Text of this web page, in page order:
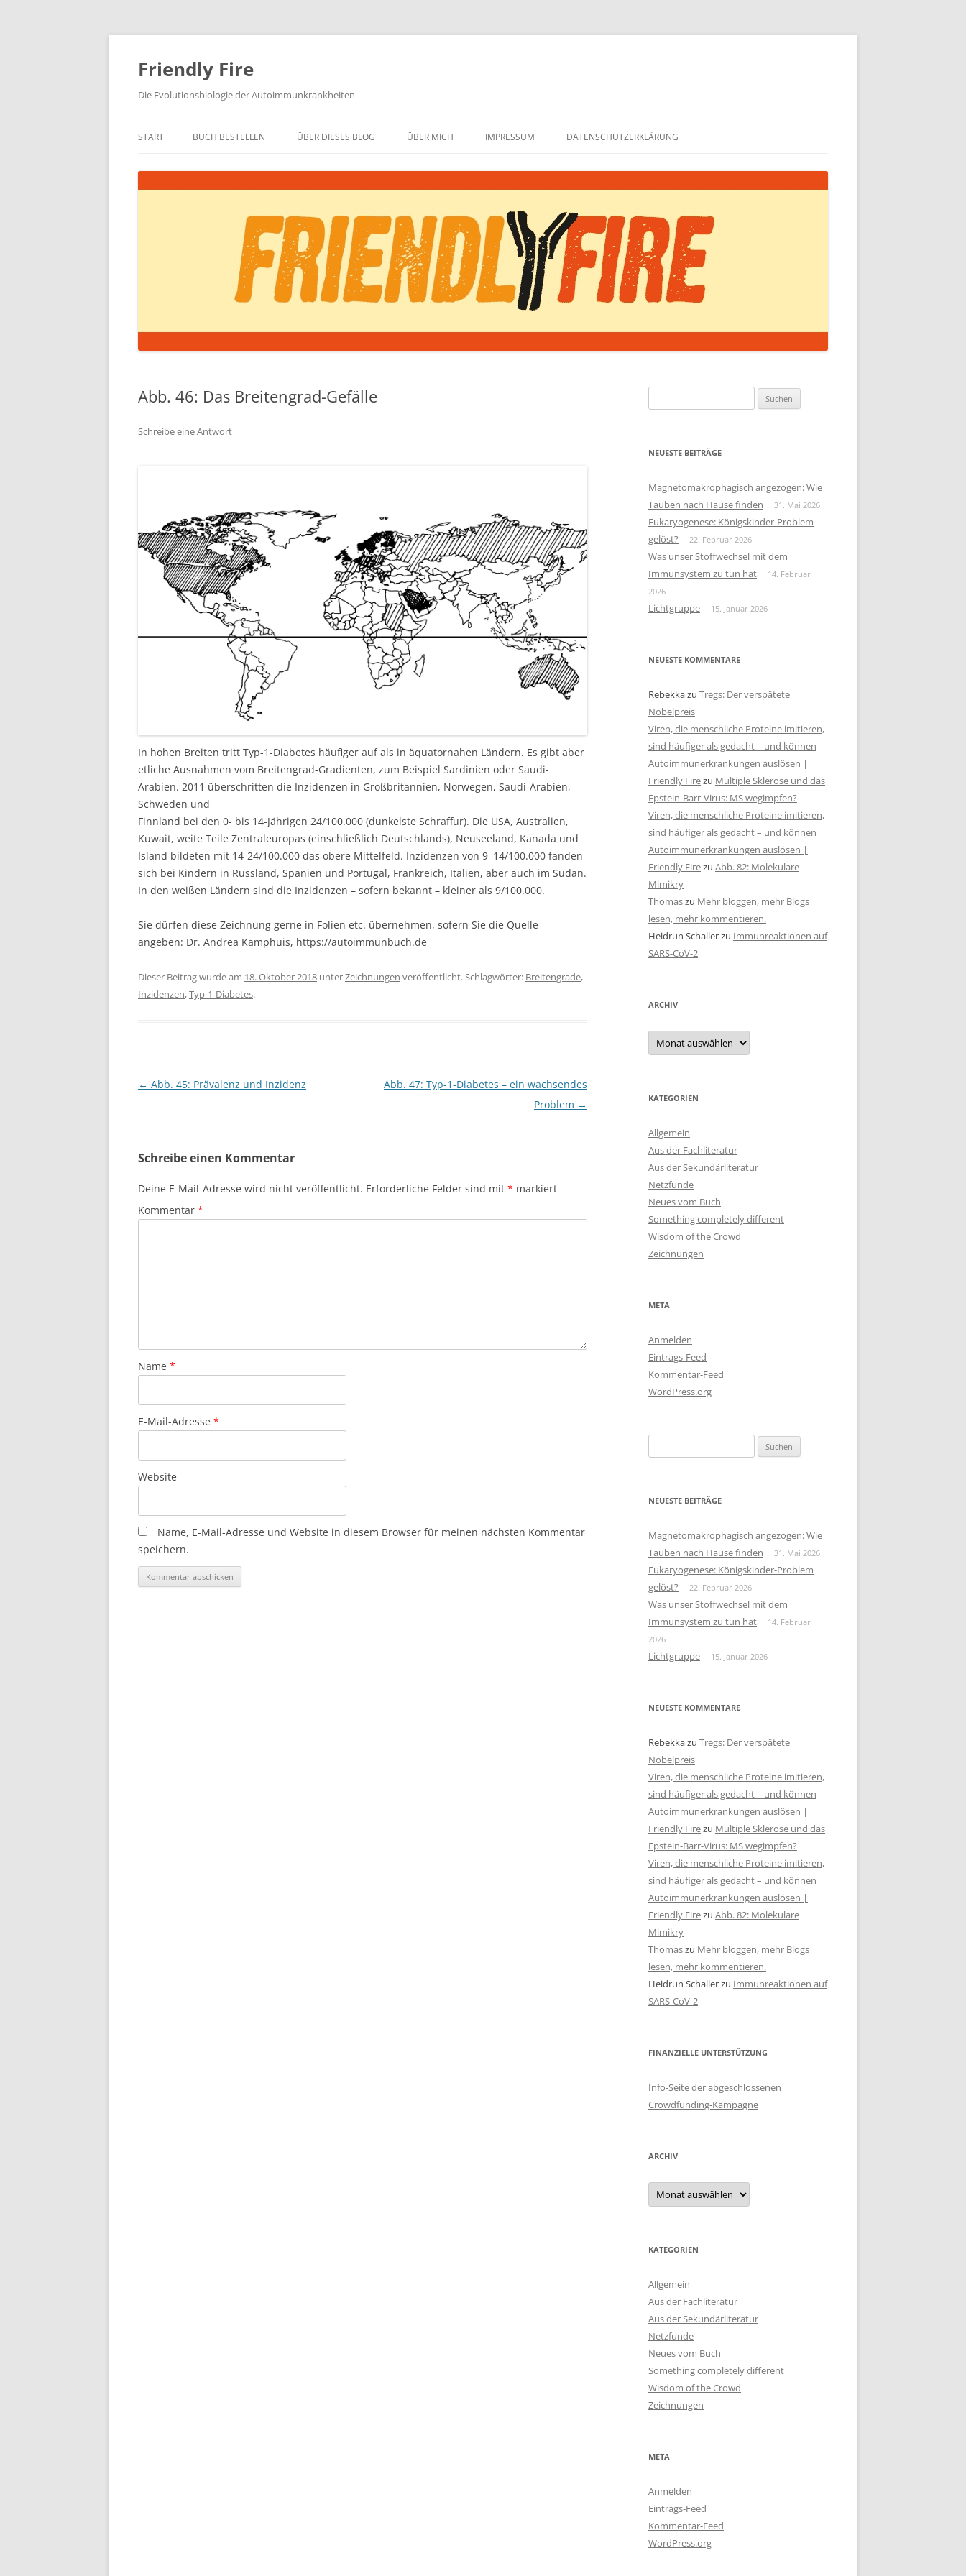
Zum
springen
Friendly Fire
Die Evolutionsbiologie der Autoimmunkrankheiten
START BUCH BESTELLEN ÜBER DIESES BLOG ÜBER MICH IMPRESSUM DATENSCHUTZERKLÄRUNG
Abb. 46: Das Breitengrad-Gefälle
Schreibe eine Antwort
In hohen Breiten tritt Typ-1-Diabetes häufiger auf als in äquatornahen Ländern. Es gibt aber
etliche Ausnahmen vom Breitengrad-Gradienten, zum Beispiel Sardinien oder Saudi-
Arabien. 2011 überschritten die Inzidenzen in Großbritannien, Norwegen, Saudi-Arabien,
Schweden und
Finnland bei den 0- bis 14-Jährigen 24/100.000 (dunkelste Schraffur). Die USA, Australien,
Kuwait, weite Teile Zentraleuropas (einschließlich Deutschlands), Neuseeland, Kanada und
Island bildeten mit 14-24/100.000 das obere Mittelfeld. Inzidenzen von 9–14/100.000 fanden
sich bei Kindern in Russland, Spanien und Portugal, Frankreich, Italien, aber auch im Sudan.
In den weißen Ländern sind die Inzidenzen – sofern bekannt – kleiner als 9/100.000.
Sie dürfen diese Zeichnung gerne in Folien etc. übernehmen, sofern Sie die Quelle
angeben: Dr. Andrea Kamphuis, https://autoimmunbuch.de
Dieser Beitrag wurde am 18. Oktober 2018 unterZeichnungen veröffentlicht. Schlagwörter: Breitengrade,
Inzidenzen,Typ-1-Diabetes.
Beitragsnavigation
← Abb. 45: Prävalenz und Inzidenz
Abb. 47: Typ-1-Diabetes – ein wachsendes
Problem →
Schreibe einen Kommentar
Deine E-Mail-Adresse wird nicht veröffentlicht. Erforderliche Felder sind mit * markiert
Kommentar *
Name *
E-Mail-Adresse *
Website
Name, E-Mail-Adresse und Website in diesem Browser für meinen nächsten Kommentar
speichern.
nach:
NEUESTE BEITRÄGE
Magnetomakrophagisch angezogen: Wie
Tauben nach Hause finden
31. Mai 2026
Eukaryogenese: Königskinder-Problem
gelöst?
22. Februar 2026
Was unser Stoffwechsel mit dem
Immunsystem zu tun hat
14. Februar
2026
Lichtgruppe 15. Januar 2026
NEUESTE KOMMENTARE
Rebekkazu Tregs: Der verspätete
Nobelpreis
Viren, die menschliche Proteine imitieren,
sind häufiger als gedacht – und können
Autoimmunerkrankungen auslösen |
Friendly Firezu Multiple Sklerose und das
Epstein-Barr-Virus: MS wegimpfen?
Viren, die menschliche Proteine imitieren,
sind häufiger als gedacht – und können
Autoimmunerkrankungen auslösen |
Friendly Firezu Abb. 82: Molekulare
Mimikry
Thomaszu Mehr bloggen, mehr Blogs
lesen, mehr kommentieren.
Heidrun Schallerzu Immunreaktionen auf
SARS-CoV-2
ARCHIV
Archiv
KATEGORIEN
Allgemein
Aus der Fachliteratur
Aus der Sekundärliteratur
Netzfunde
Neues vom Buch
Something completely different
Wisdom of the Crowd
Zeichnungen
META
Anmelden
Eintrags-Feed
Kommentar-Feed
WordPress.org
nach:
NEUESTE BEITRÄGE
Magnetomakrophagisch angezogen: Wie
Tauben nach Hause finden
31. Mai 2026
Eukaryogenese: Königskinder-Problem
gelöst?
22. Februar 2026
Was unser Stoffwechsel mit dem
Immunsystem zu tun hat
14. Februar
2026
Lichtgruppe 15. Januar 2026
NEUESTE KOMMENTARE
Rebekkazu Tregs: Der verspätete
Nobelpreis
Viren, die menschliche Proteine imitieren,
sind häufiger als gedacht – und können
Autoimmunerkrankungen auslösen |
Friendly Firezu Multiple Sklerose und das
Epstein-Barr-Virus: MS wegimpfen?
Viren, die menschliche Proteine imitieren,
sind häufiger als gedacht – und können
Autoimmunerkrankungen auslösen |
Friendly Firezu Abb. 82: Molekulare
Mimikry
Thomaszu Mehr bloggen, mehr Blogs
lesen, mehr kommentieren.
Heidrun Schallerzu Immunreaktionen auf
SARS-CoV-2
FINANZIELLE UNTERSTÜTZUNG
Info-Seite der abgeschlossenen
Crowdfunding-Kampagne
ARCHIV
Archiv
KATEGORIEN
Allgemein
Aus der Fachliteratur
Aus der Sekundärliteratur
Netzfunde
Neues vom Buch
Something completely different
Wisdom of the Crowd
Zeichnungen
META
Anmelden
Eintrags-Feed
Kommentar-Feed
WordPress.org